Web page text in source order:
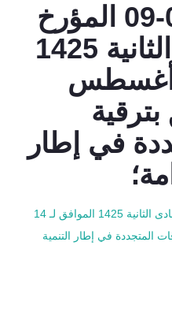
القانون رقم 04-09 المؤرخ
في 27 جمادى الثانية 1425
الموافق لـ 14 أغسطس
بترقية
في إطار
القانون رقم 04-09 المؤرخ في 27 جمادى الثانية 1425 الموافق لـ 14
الطاقات المتجددة في إطار التنمية